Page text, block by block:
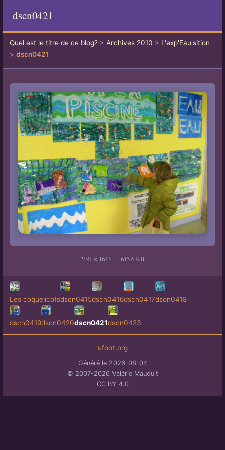
dscn0421
Quel est le titre de ce blog?> Archives 2010 > L'exp'Eau'sition
> dscn0421
2191 × 1643 — 615.6 KB
Les coquelicotsdscn0415dscn0416dscn0417dscn0418
dscn0419dscn0420dscn0421dscn0423
ufoot.org
Généré le 2026-08-04
© 2007-2026 Valérie Mauduit
CC BY 4.0